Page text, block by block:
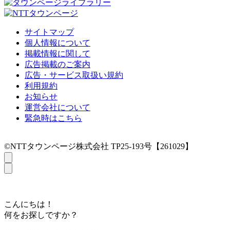
サイトマップ
個人情報について
掲載情報に関して
広告掲載のご案内
広告・サービス取扱い規約
利用規約
お知らせ
運営会社について
緊急時はこちら
©NTTタウンページ株式会社 TP25-193号【261029】
こんにちは！
何をお探しですか？